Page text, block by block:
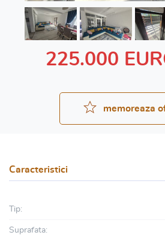
225.000
memoreaza
Caracteristici
Tip:
Suprafata: